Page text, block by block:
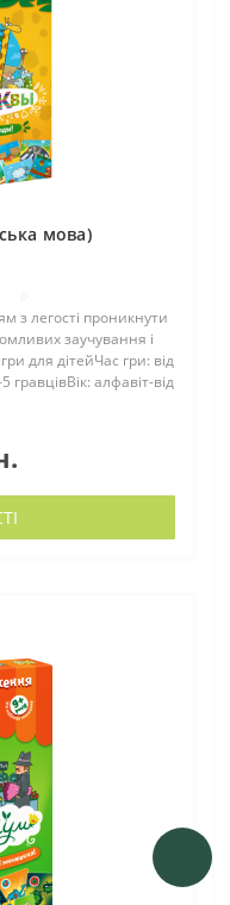
мова)
з легості проникнути
заучування і
для дітейЧас гри: від
гравцівВік: алфавіт-від